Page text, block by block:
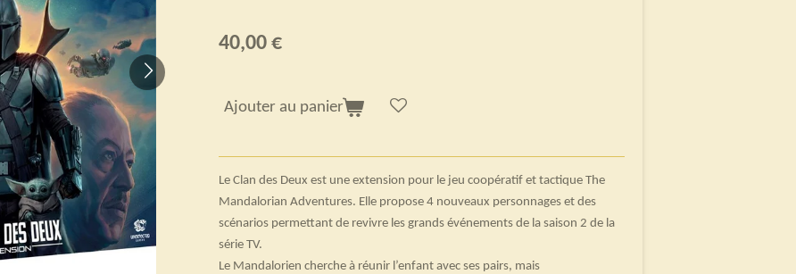
40,00 €
Ajouter au panier
Le Clan des Deux est une extension pour le jeu coopératif et tactique The
Mandalorian Adventures. Elle propose 4 nouveaux personnages et des
scénarios permettant de revivre les grands événements de la saison 2 de la
série TV.
Le Mandalorien cherche à réunir l’enfant avec ses pairs, mais